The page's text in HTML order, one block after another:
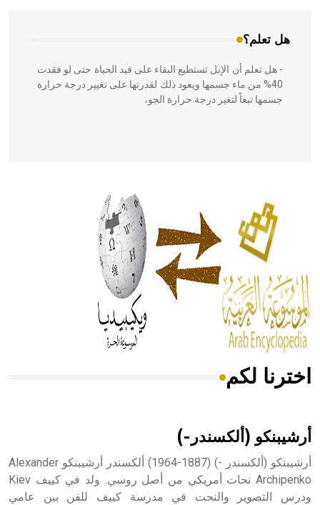
هل تعلم؟
- هل تعلم أن الإبل تستطيع البقاء على قيد الحياة حتى لو فقدت
40% من ماء جسمها ويعود ذلك لقدرتها على تغيير درجة حرارة
جسمها تبعاً لتغير درجة حرارة الجو،
الحكم، الأدلة، تنظيم التغذية، ورسالته في جروح الرأس. ويعود
له الفضل بأنه حرر الطب من الدين والفلسفة.
- هل تعلم أن المرجان إفراز حيواني يتكون في البحر ويتركب
من مادة كربونات الكلسيوم، وهو أحمر أو شديد الحمرة وهو
أجود أنواعه، ويمتاز بكبر الحجم ويسمى الش
هل تعلم أن الأبسيد كلمة فرنسية اللفظ تم اعتمادها مصطلحاً
- هل تعلم أن أبجر Abgar اسم معروف جيداً يعود إلى عدد من
اخترنا لكم
أرشيبنكو (ألكسندر-)
أرشيبنكو (ألكسندر -) (1887-1964) ألكسندر أرشيبنكو Alexander
Archipenko نحات أمريكي من أصل روسي. ولد في كييف Kiev
ودرس التصوير والنحت في مدرسة كييف للفن بين عامي